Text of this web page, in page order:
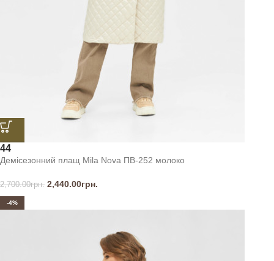
44
Демісезонний плащ Mila Nova ПВ-252 молоко
2,700.00грн. 2,440.00грн.
-4%